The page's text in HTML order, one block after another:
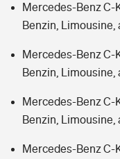
Mercedes-Benz C-
Benzin, Limousine,
Mercedes-Benz C-
Benzin, Limousine,
Mercedes-Benz C-
Benzin, Limousine,
Mercedes-Benz C-